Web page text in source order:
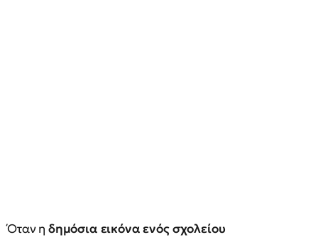
Όταν η δημόσια εικόνα ενός σχολείου